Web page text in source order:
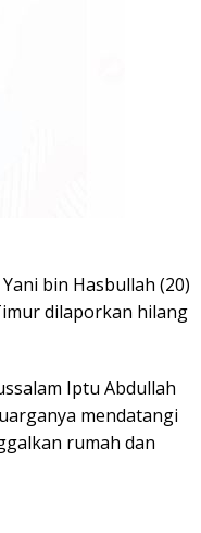
bin Hasbullah (20)
dilaporkan hilang
Iptu Abdullah
mendatangi
rumah dan